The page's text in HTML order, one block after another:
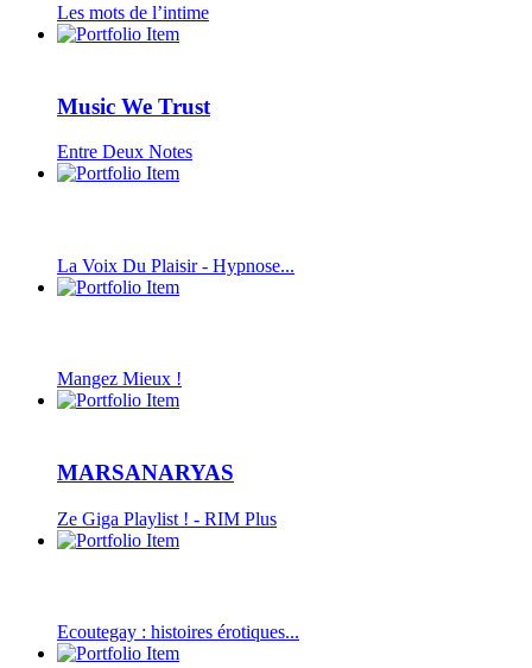
Les mots de l’intime
Music We Trust
Entre Deux Notes
La Voix Du Plaisir - Hypnose...
Mangez Mieux !
MARSANARYAS
Ze Giga Playlist ! - RIM Plus
Ecoutegay : histoires érotiques...